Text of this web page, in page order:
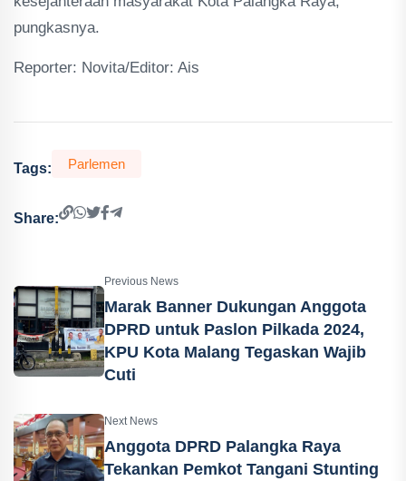
pungkasnya.
Reporter: Novita/Editor: Ais
Tags: Parlemen
Share:
Previous News
Marak Banner Dukungan Anggota
DPRD untuk Paslon Pilkada 2024,
KPU Kota Malang Tegaskan Wajib
Cuti
Next News
Anggota DPRD Palangka Raya
Tekankan Pemkot Tangani Stunting